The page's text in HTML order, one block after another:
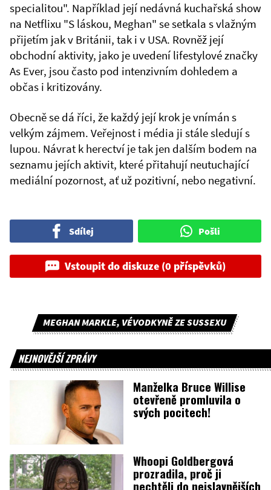
specialitou". Například její nedávná kuchařská show
na Netflixu "S láskou, Meghan" se setkala s vlažným
přijetím jak v Británii, tak i v USA. Rovněž její
obchodní aktivity, jako je uvedení lifestylové značky
As Ever, jsou často pod intenzivním dohledem a
občas i kritizovány.
Obecně se dá říci, že každý její krok je vnímán s
velkým zájmem. Veřejnost i média ji stále sledují s
lupou. Návrat k herectví je tak jen dalším bodem na
seznamu jejích aktivit, které přitahují neutuchající
mediální pozornost, ať už pozitivní, nebo negativní.
Sdílej Pošli
Vstoupit do diskuze (0 příspěvků)
MEGHAN MARKLE, VÉVODKYNĚ ZE SUSSEXU
NEJNOVĚJŠÍ ZPRÁVY
Manželka Bruce Willise
otevřeně promluvila o
svých pocitech!
Whoopi Goldbergová
prozradila, proč ji
nechtěli do nejslavnějších